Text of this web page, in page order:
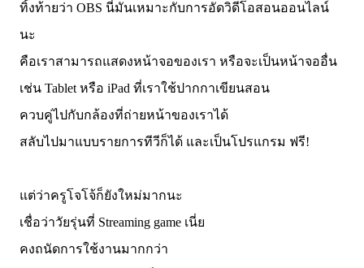
ทิ้งท้ายว่า OBS นี่มันเหมาะกับการอัดวิดีโอสอนออนไลน์
นะ
คือเราสามารถแสดงหน้าจอของเรา หรือจะเป็นหน้าจออื่น
เช่น Tablet หรือ iPad ที่เราใช้ปากกาเขียนสอน
ควบคู่ไปกับกล้องที่ถ่ายหน้าของเราได้
สลับไปมาแบบรายการทีวีก็ได้ และเป็นโปรแกรม ฟรี!
แต่ว่าครูโจโจ้ก็ยังใหม่มากนะ
เชื่อว่าวัยรุ่นที่ Streaming game เนี่ย
คงถนัดการใช้งานมากกว่า